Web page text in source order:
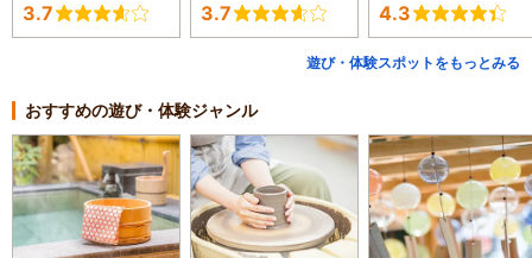
3.7 3.7 4.3
遊び・体験スポットをもっとみる
おすすめの遊び・体験ジャンル